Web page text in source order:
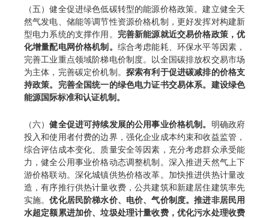
（五）健全促进绿色低碳转型的能源价格政策。建立健全天
然气发电、储能等调节性资源价格机制，更好发挥对构建新
型电力系统的支撑作用。 完善新能源就近交易价格政策，优
化增量配电网价格机制。 综合考虑能耗、环保水平等因素，
完善工业重点领域阶梯电价制度。以全国碳排放权交易市场
为主体，完善碳定价机制。 探索有利于促进碳减排的价格支
持政策。完善全国统一的绿色电力证书交易体系。建设绿色
能源国际标准和认证机制。
（六）健全促进可持续发展的公用事业价格机制。 明确政府
投入和使用者付费的边界，强化企业成本约束和收益监管，
综合评估成本变化、质量安全等因素，充分考虑群众承受能
力，健全公用事业价格动态调整机制。深入推进天然气上下
游价格联动。深化城镇供热价格改革。加快推进供热计量改
造，有序推行供热计量收费，公共建筑和新建居住建筑率先
实施。优化居民阶梯水价、电价、气价制度。推进非居民用
水超定额累进加价、垃圾处理计量收费，优化污水处理收费